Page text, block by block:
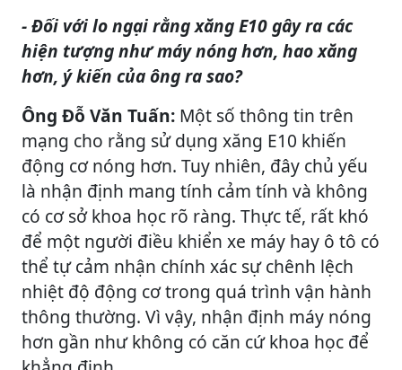
- Đối với lo ngại rằng xăng E10 gây ra các
hiện tượng như máy nóng hơn, hao xăng
hơn, ý kiến của ông ra sao?
Ông Đỗ Văn Tuấn: Một số thông tin trên
mạng cho rằng sử dụng xăng E10 khiến
động cơ nóng hơn. Tuy nhiên, đây chủ yếu
là nhận định mang tính cảm tính và không
có cơ sở khoa học rõ ràng. Thực tế, rất khó
để một người điều khiển xe máy hay ô tô có
thể tự cảm nhận chính xác sự chênh lệch
nhiệt độ động cơ trong quá trình vận hành
thông thường. Vì vậy, nhận định máy nóng
hơn gần như không có căn cứ khoa học để